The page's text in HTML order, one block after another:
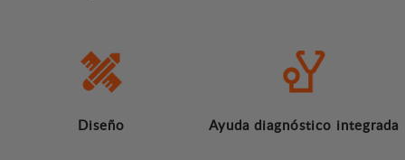
Diseño Ayuda diagnóstico integrada